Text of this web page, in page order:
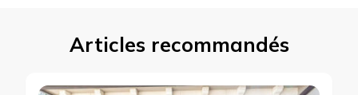
Articles recommandés